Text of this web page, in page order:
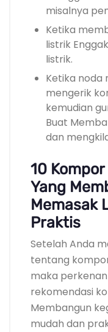
misalnya
Ketika
listrik
listrik.
Ketika noda
mengerik
kemudian
Buat
dan
10
Yang
Memasak
Praktis
Setelah Anda
tentang
maka
rekomendasi
Membangun
mudah dan